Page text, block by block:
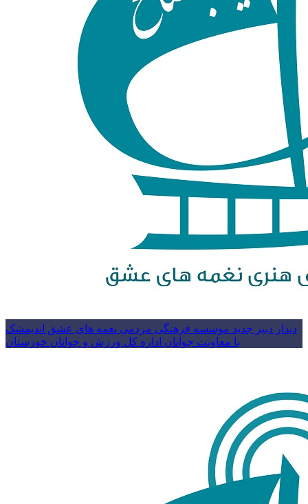
دیدار دبیر جدید موسسه فرهنگی مردمی نغمه های عشق اندیمشک
با معاونت جوانان اداره کل ورزش و جوانان خوزستان